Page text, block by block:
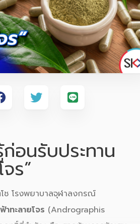
อนรับประทาน
ร”
ช โรงพยาบาลจุฬาลงกรณ์
ฟ้าทะลายโจร (Andrographis